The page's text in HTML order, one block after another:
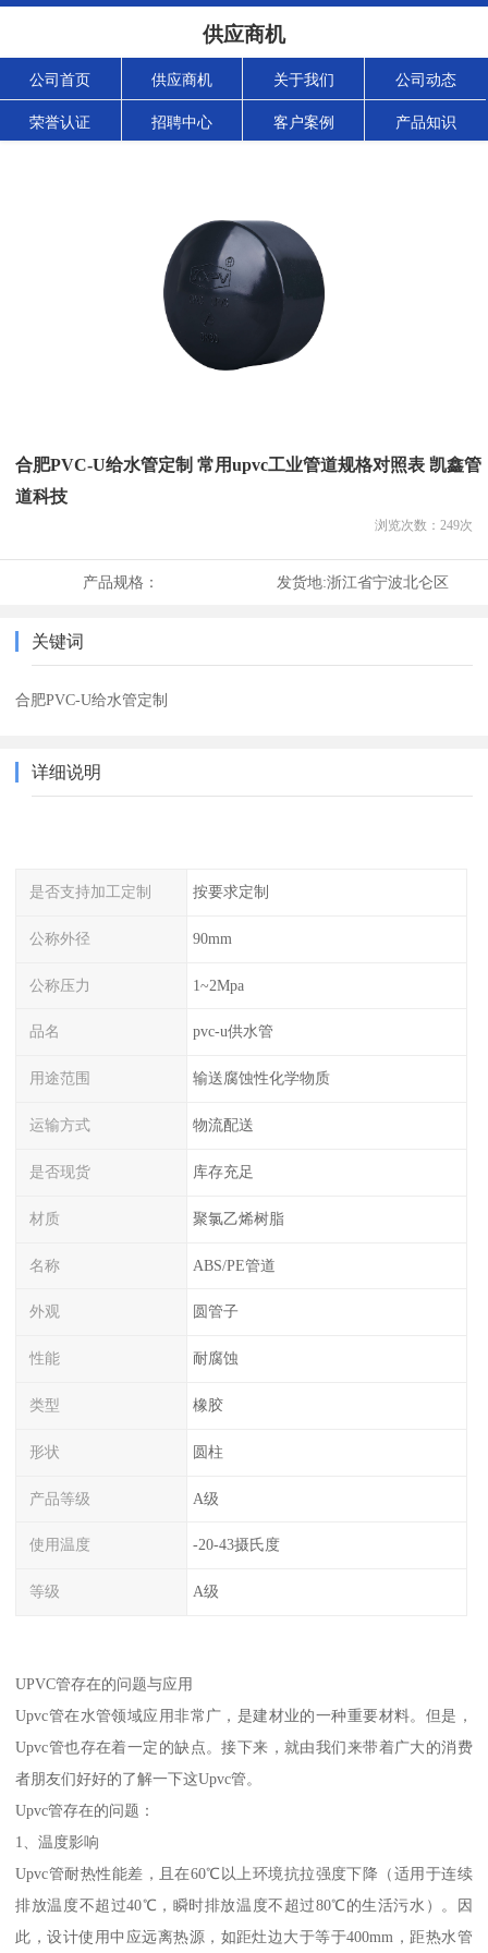
供应商机
公司首页 供应商机 关于我们 公司动态
荣誉认证 招聘中心 客户案例 产品知识
合肥PVC-U给水管定制 常用upvc工业管道规格对照表 凯鑫管
道科技
浏览次数： 249次
产品规格： 发货地:浙江省宁波北仑区
关键词
合肥PVC-U给水管定制
详细说明
是否支持加工定制 按要求定制
公称外径 90mm
公称压力 1~2Mpa
品名 pvc-u供水管
用途范围 输送腐蚀性化学物质
运输方式 物流配送
是否现货 库存充足
材质 聚氯乙烯树脂
名称 ABS/PE管道
外观 圆管子
性能 耐腐蚀
类型 橡胶
形状 圆柱
产品等级 A级
使用温度 -20-43摄氏度
等级 A级
UPVC管存在的问题与应用
Upvc管在水管领域应用非常广，是建材业的一种重要材料。但是，
Upvc管也存在着一定的缺点。接下来，就由我们来带着广大的消费
者朋友们好好的了解一下这Upvc管。
Upvc管存在的问题：
1、温度影响
Upvc管耐热性能差，且在60℃以上环境抗拉强度下降（适用于连续
排放温度不超过40℃，瞬时排放温度不超过80℃的生活污水）。因
此，设计使用中应远离热源，如距灶边大于等于400mm，距热水管